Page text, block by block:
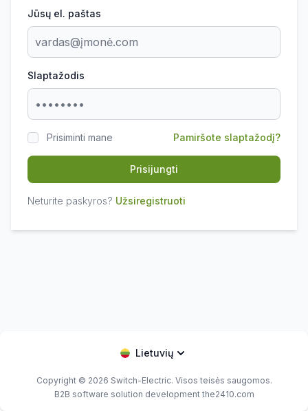
Jūsų el. paštas
Slaptažodis
Prisiminti mane Pamiršote slaptažodį?
Prisijungti
Neturite paskyros? Užsiregistruoti
Lietuvių
Copyright © 2026 Switch-Electric. Visos teisės saugomos.
B2B software solution development the2410.com